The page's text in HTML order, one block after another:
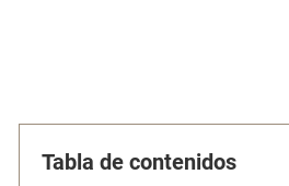
Tabla de contenidos